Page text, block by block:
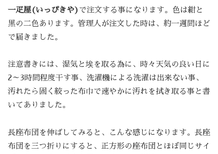
一疋屋(いっぴきや)で注文する事になります。色は紺と
黒の二色あります。管理人が注文した時は、約一週間ほど
で届きました。
注意書きには、湿気と埃を取る為に、時々天気の良い日に
2～3時間程度干す事、洗濯機による洗濯は出来ない事、
汚れたら固く絞った布巾で速やかに汚れを拭き取る事と書
いてありました。
長座布団を伸ばしてみると、こんな感じになります。長座
布団を三つ折りにすると、正方形の座布団とほぼ同じサイ